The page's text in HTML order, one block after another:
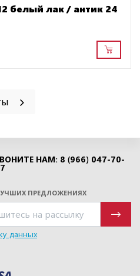
белый лак / антик 24
НАМ: 8 (966) 047-70-
ПРЕДЛОЖЕНИЯХ
данных